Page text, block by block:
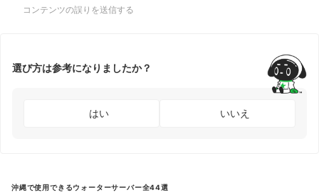
コンテンツの誤りを送信する
選び方は参考になりましたか？
はい いいえ
沖縄で使用できるウォーターサーバー全44選